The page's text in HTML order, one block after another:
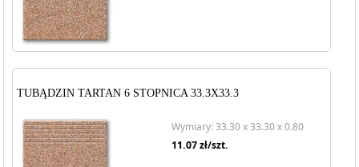
TUBĄDZIN TARTAN 6 STOPNICA 33.3X33.3
Wymiary: 33.30 x 33.30 x 0.80
11.07zł/szt.